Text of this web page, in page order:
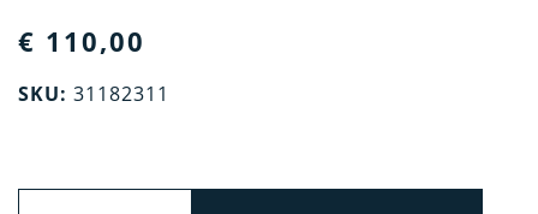
€ 110,00
SKU: 31182311